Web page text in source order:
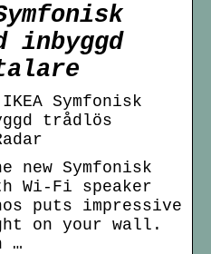
inbyggd
Symfonisk
trådlös
new Symfonisk
Wi-Fi speaker
puts impressive
on your wall.
…